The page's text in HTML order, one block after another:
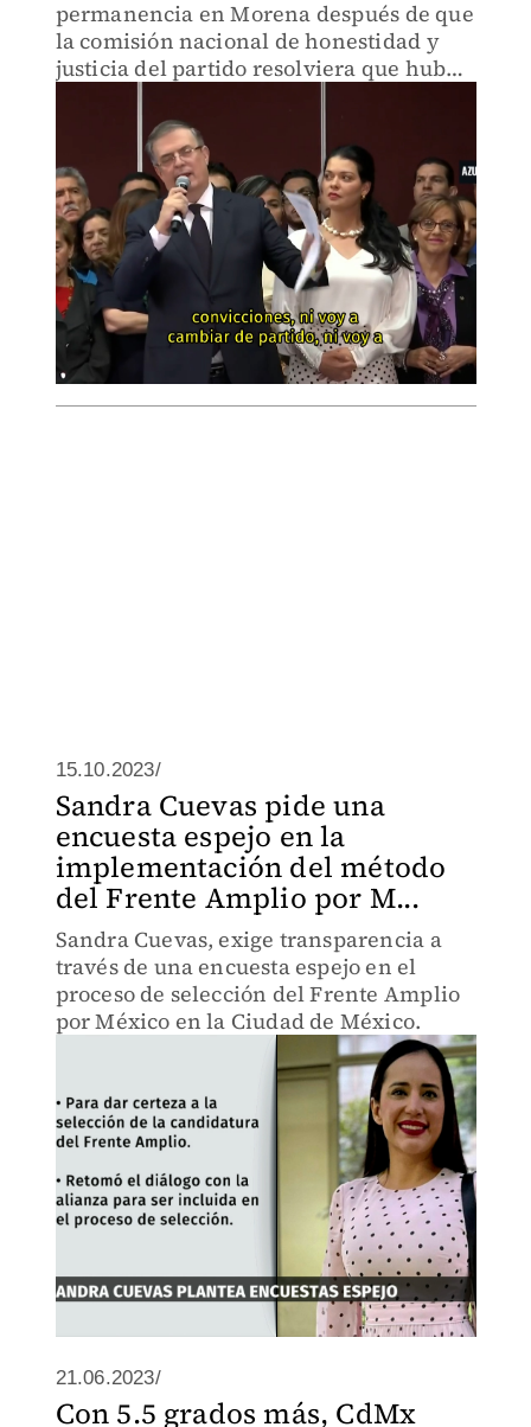
permanencia en Morena después de que
la comisión nacional de honestidad y
justicia del partido resolviera que hubo
para elegir a la candidata presidencial.
15.10.2023/
Sandra Cuevas pide una
encuesta espejo en la
implementación del método
del Frente Amplio por M...
Sandra Cuevas, exige transparencia a
través de una encuesta espejo en el
proceso de selección del Frente Amplio
por México en la Ciudad de México.
21.06.2023/
Con 5.5 grados más, CdMx